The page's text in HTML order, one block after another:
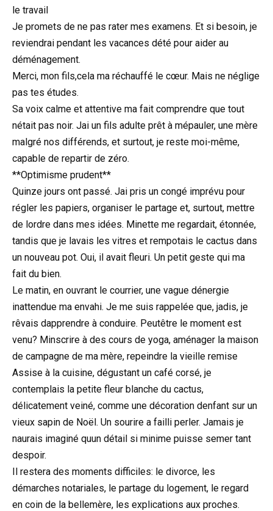
le travail
Je promets de ne pas rater mes examens. Et si besoin, je
reviendrai pendant les vacances dété pour aider au
déménagement.
Merci, mon fils,cela ma réchauffé le cœur. Mais ne néglige
pas tes études.
Sa voix calme et attentive ma fait comprendre que tout
nétait pas noir. Jai un fils adulte prêt à mépauler, une mère
malgré nos différends, et surtout, je reste moi-même,
capable de repartir de zéro.
**Optimisme prudent**
Quinze jours ont passé. Jai pris un congé imprévu pour
régler les papiers, organiser le partage et, surtout, mettre
de lordre dans mes idées. Minette me regardait, étonnée,
tandis que je lavais les vitres et rempotais le cactus dans
un nouveau pot. Oui, il avait fleuri. Un petit geste qui ma
fait du bien.
Le matin, en ouvrant le courrier, une vague dénergie
inattendue ma envahi. Je me suis rappelée que, jadis, je
rêvais dapprendre à conduire. Peutêtre le moment est
venu? Minscrire à des cours de yoga, aménager la maison
de campagne de ma mère, repeindre la vieille remise
Assise à la cuisine, dégustant un café corsé, je
contemplais la petite fleur blanche du cactus,
délicatement veiné, comme une décoration denfant sur un
vieux sapin de Noël. Un sourire a failli perler. Jamais je
naurais imaginé quun détail si minime puisse semer tant
despoir.
Il restera des moments difficiles: le divorce, les
démarches notariales, le partage du logement, le regard
en coin de la bellemère, les explications aux proches.